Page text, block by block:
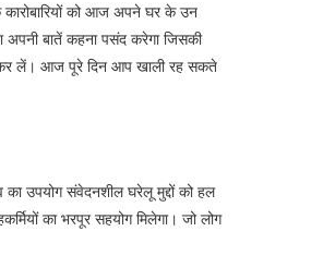
कारोबारियों को आज अपने घर के उन
बातें कहना पसंद करेगा जिसकी
कर लें। आज पूरे दिन आप खाली रह सकते
उपयोग संवेदनशील घरेलू मुद्दों को हल
का भरपूर सहयोग मिलेगा। जो लोग